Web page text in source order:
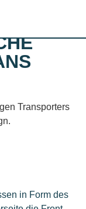
in Form des